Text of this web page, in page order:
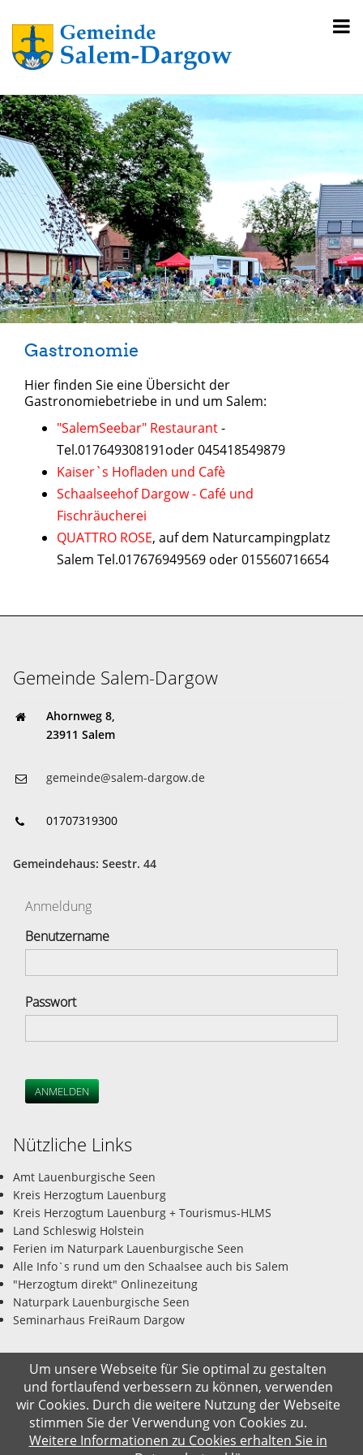
Gastronomie
Hier finden Sie eine Übersicht der
Gastronomiebetriebe in und um Salem:
"SalemSeebar" Restaurant-
Tel.017649308191oder 045418549879
Kaiser`s Hofladen und Cafè
Schaalseehof Dargow - Café und
Fischräucherei
QUATTRO ROSE, auf dem Naturcampingplatz
Salem Tel.017676949569 oder 015560716654
Gemeinde Salem-Dargow
Ahornweg 8,
23911 Salem
gemeinde@salem-dargow.de
01707319300
Gemeindehaus: Seestr. 44
Anmeldung
Benutzername
Passwort
ANMELDEN
Nützliche Links
Amt Lauenburgische Seen
Kreis Herzogtum Lauenburg
Kreis Herzogtum Lauenburg + Tourismus-HLMS
Land Schleswig Holstein
Ferien im Naturpark Lauenburgische Seen
Alle Info`s rund um den Schaalsee auch bis Salem
"Herzogtum direkt" Onlinezeitung
Naturpark Lauenburgische Seen
Seminarhaus FreiRaum Dargow
© Gemeinde Salem-Dargow 09.08.2026
Impressum Datenschutz Kontakt Suche
Um unsere Webseite für Sie optimal zu gestalten
und fortlaufend verbessern zu können, verwenden
wir Cookies. Durch die weitere Nutzung der Webseite
stimmen Sie der Verwendung von Cookies zu.
Weitere Informationen zu Cookies erhalten Sie in